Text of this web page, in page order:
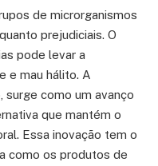
de microrganismos
prejudiciais. O
pode levar a
e mau hálito. A
como um avanço
que mantém o
Essa inovação tem o
como os produtos de